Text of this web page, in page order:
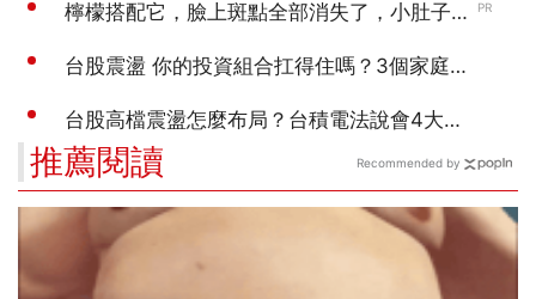
推薦閱讀 Recommended by